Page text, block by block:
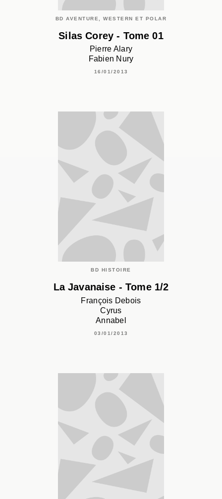
BD AVENTURE, WESTERN ET POLAR
Silas Corey - Tome 01
Pierre Alary
Fabien Nury
16/01/2013
BD HISTOIRE
La Javanaise - Tome 1/2
François Debois
Cyrus
Annabel
03/01/2013